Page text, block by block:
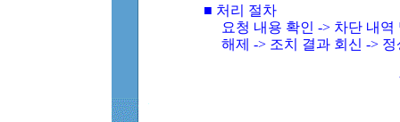
■ 처리 절차
요청 내용 확인 -> 차단 내
해제 -> 조치 결과 회신 ->